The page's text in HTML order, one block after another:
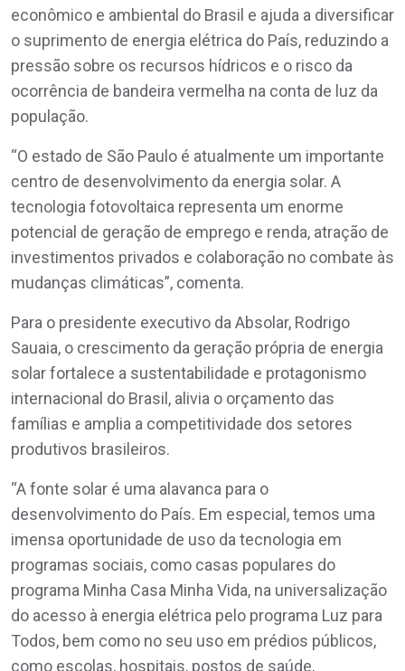
econômico e ambiental do Brasil e ajuda a diversificar
o suprimento de energia elétrica do País, reduzindo a
pressão sobre os recursos hídricos e o risco da
ocorrência de bandeira vermelha na conta de luz da
população.
“O estado de São Paulo é atualmente um importante
centro de desenvolvimento da energia solar. A
tecnologia fotovoltaica representa um enorme
potencial de geração de emprego e renda, atração de
investimentos privados e colaboração no combate às
mudanças climáticas”, comenta.
Para o presidente executivo da Absolar, Rodrigo
Sauaia, o crescimento da geração própria de energia
solar fortalece a sustentabilidade e protagonismo
internacional do Brasil, alivia o orçamento das
famílias e amplia a competitividade dos setores
produtivos brasileiros.
“A fonte solar é uma alavanca para o
desenvolvimento do País. Em especial, temos uma
imensa oportunidade de uso da tecnologia em
programas sociais, como casas populares do
programa Minha Casa Minha Vida, na universalização
do acesso à energia elétrica pelo programa Luz para
Todos, bem como no seu uso em prédios públicos,
como escolas, hospitais, postos de saúde,